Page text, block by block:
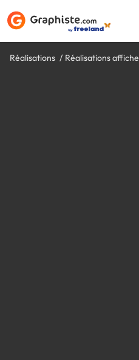
Réalisations Réalisations affiche